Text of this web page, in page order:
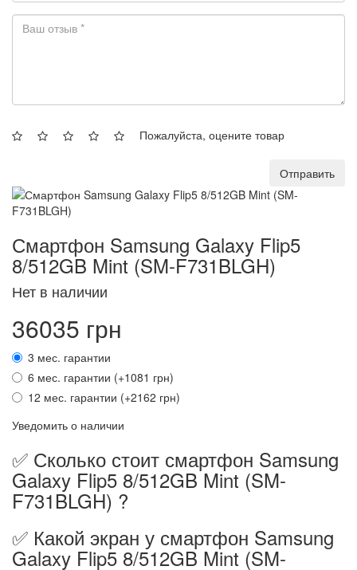
Пожалуйста, оцените товар
Отправить
Смартфон Samsung Galaxy Flip5
8/512GB Mint (SM-F731BLGH)
Нет в наличии
36035 грн
3 мес. гарантии
6 мес. гарантии (+1081 грн)
12 мес. гарантии (+2162 грн)
Уведомить о наличии
✅ Сколько стоит смартфон Samsung
Galaxy Flip5 8/512GB Mint (SM-
F731BLGH) ?
✅ Какой экран у смартфон Samsung
Galaxy Flip5 8/512GB Mint (SM-